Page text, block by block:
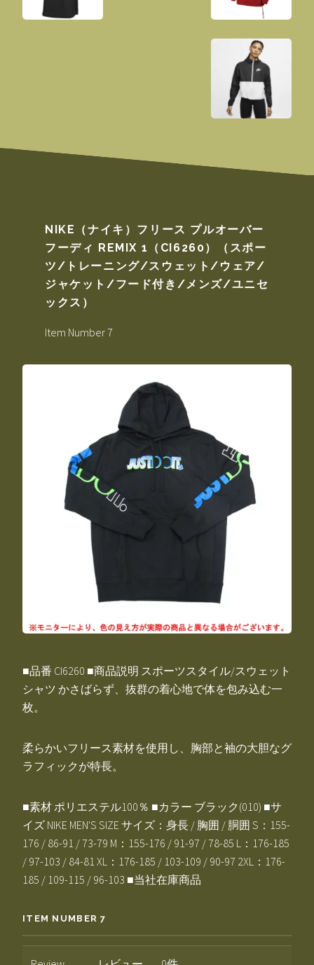
NIKE（ナイキ）フリース プルオーバー
フーディ REMIX 1（CI6260）（スポー
ツ/トレーニング/スウェット/ウェア/
ジャケット/フード付き/メンズ/ユニセ
ックス）
Item Number 7
■品番 CI6260 ■商品説明 スポーツスタイル/スウェット
シャツ かさばらず、抜群の着心地で体を包み込む一
枚。
柔らかいフリース素材を使用し、胸部と袖の大胆なグ
ラフィックが特長。
■素材 ポリエステル100％ ■カラー ブラック(010) ■サ
イズ NIKE MEN'S SIZE サイズ：身長 / 胸囲 / 胴囲 S：155-
176 / 86-91 / 73-79 M：155-176 / 91-97 / 78-85 L：176-185
/ 97-103 / 84-81 XL：176-185 / 103-109 / 90-97 2XL：176-
185 / 109-115 / 96-103 ■当社在庫商品
ITEM NUMBER 7